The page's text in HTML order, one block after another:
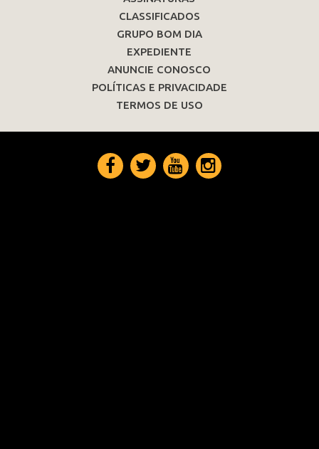
CLASSIFICADOS
GRUPO BOM DIA
EXPEDIENTE
ANUNCIE CONOSCO
POLÍTICAS E PRIVACIDADE
TERMOS DE USO